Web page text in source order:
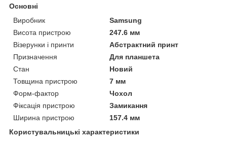
Основні
Виробник
Samsung
Висота пристрою
247.6 мм
Візерунки і принти
Абстрактний принт
Призначення
Для планшета
Стан
Новий
Товщина пристрою
7 мм
Форм-фактор
Чохол
Фіксація пристрою
Замикання
Ширина пристрою
157.4 мм
Користувальницькі характеристики